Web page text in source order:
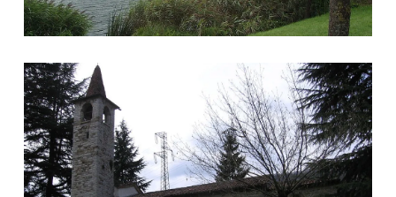
Santuario di San Pietro in Vincoli